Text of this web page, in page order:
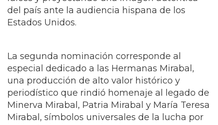
Mirabal, símbolos universales de la lucha por
la libertad y los derechos humanos.
Este reconocimiento adquiere un significado
aún más especial al coincidir con la
conmemoración del centenario del
nacimiento de Minerva Mirabal, una de las
mujeres más influyentes en la historia
contemporánea de la República Dominicana.